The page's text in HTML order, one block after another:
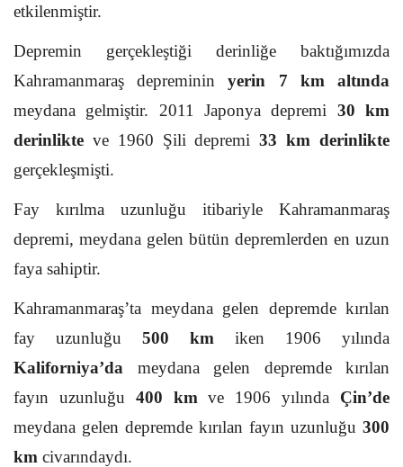
etkilenmiştir.
Depremin gerçekleştiği derinliğe baktığımızda
Kahramanmaraş depremininyerin 7 km altında
meydana gelmiştir. 2011 Japonya depremi 30 km
derinlikte ve 1960 Şili depremi33 km derinlikte
gerçekleşmişti.
Fay kırılma uzunluğu itibariyle Kahramanmaraş
depremi, meydana gelen bütün depremlerden en uzun
faya sahiptir.
Kahramanmaraş’ta meydana gelen depremde kırılan
fay uzunluğu 500 km iken 1906 yılında
Kaliforniya’da meydana gelen depremde kırılan
fayın uzunluğu 400 km ve 1906 yılında Çin’de
meydana gelen depremde kırılan fayın uzunluğu 300
km civarındaydı.